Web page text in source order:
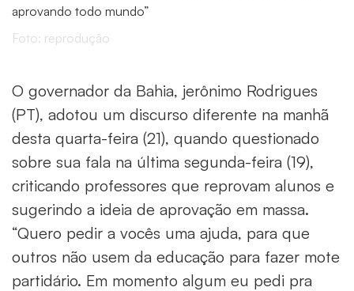
Foto: reprodução
O governador da Bahia, jerônimo Rodrigues
(PT), adotou um discurso diferente na manhã
desta quarta-feira (21), quando questionado
sobre sua fala na última segunda-feira (19),
criticando professores que reprovam alunos e
sugerindo a ideia de aprovação em massa.
“Quero pedir a vocês uma ajuda, para que
outros não usem da educação para fazer mote
partidário. Em momento algum eu pedi pra